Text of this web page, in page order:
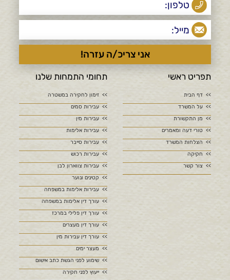
תפריט ראשי
דף הבית
על המשרד
מן התקשורת
טורי דעה ומאמרים
הצלחות המשרד
חקיקה
צור קשר
תחומי התמחות שלנו
זימון לחקירה במשטרה
עבירות סמים
עבירות מין
עבירות אלימות
עבירות סייבר
עבירות רכוש
עבירות צווארון לבן
קטינים ונוער
עבירות אלימות במשפחה
עורך דין אלימות במשפחה
עורך דין פלילי במרכז
עורך דין מעצרים
עורך דין עבירות מין
מעצר ימים
שימוע לפני הגשת כתב אישום
ייעוץ לפני חקירה